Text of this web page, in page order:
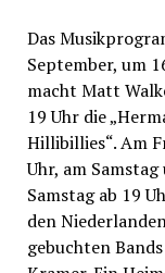
Das
September, um
macht Matt
19 Uhr die
Hillibillies“. Am
Uhr, am
Samstag ab 19
den
gebuchten